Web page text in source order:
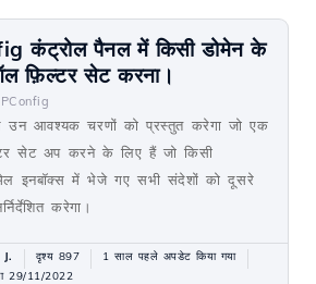
कंट्रोल पैनल में किसी डोमेन के
फ़िल्टर सेट करना।
उन आवश्यक चरणों को प्रस्तुत करेगा जो एक
सेट अप करने के लिए हैं जो किसी
इनबॉक्स में भेजे गए सभी संदेशों को दूसरे
करेगा।
J. दृश्य 897
1 साल पहले अपडेट किया गया
29/11/2022